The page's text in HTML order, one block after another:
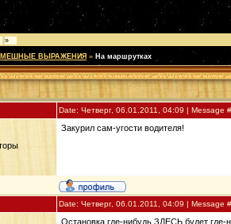
»
ВЫРАЖЕНИЯ » На маршрутках
Date: Четверг, 06.01.2011, 04:09 | Message
Закурил сам-угости водителя!
Date: Четверг, 06.01.2011, 04:09 | Message
Остановка где-нибудь ЗДЕСЬ будет